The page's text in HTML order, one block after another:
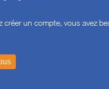
créer un compte, vous avez